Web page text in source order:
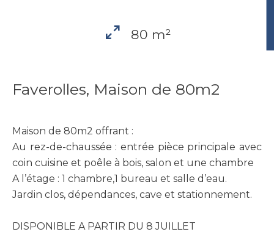
80 m²
Faverolles, Maison de 80m2
Maison de 80m2 offrant :
Au rez-de-chaussée : entrée pièce principale avec
coin cuisine et poêle à bois, salon et une chambre
A l’étage : 1 chambre,1 bureau et salle d’eau.
Jardin clos, dépendances, cave et stationnement.
DISPONIBLE A PARTIR DU 8 JUILLET